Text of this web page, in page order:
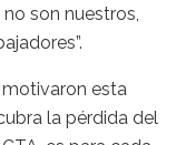
son nuestros,
esta
la pérdida del